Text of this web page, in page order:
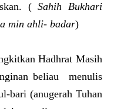
(Sahih Bukhari
min ahli- badar)
Hadhrat Masih
beliau menulis
bari (anugerah Tuhan